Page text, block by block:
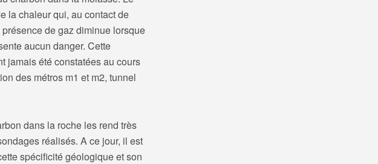
la chaleur qui, au contact de
de gaz diminue lorsque
aucun danger. Cette
jamais été constatées au cours
des métros m1 et m2, tunnel
dans la roche les rend très
réalisés. A ce jour, il est
spécificité géologique et son